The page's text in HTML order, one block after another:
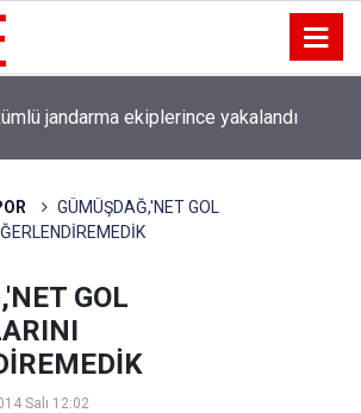
jandarma ekiplerince yakalandı
GÜMÜŞDAĞ,'NET GOL
GOL
Salı 12:02